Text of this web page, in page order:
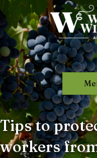
Tips to
workers